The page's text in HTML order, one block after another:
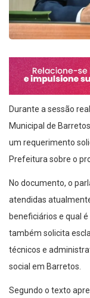
Durante a sessão
Municipal de
um requerimento
Prefeitura sobre o
No documento, o
atendidas
beneficiários e qual
também solicita
técnicos e
social em Barretos.
Segundo o texto